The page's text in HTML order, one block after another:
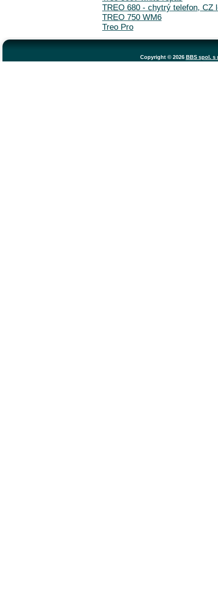
TREO 680 - chytrý telefon, CZ
TREO 750 WM6
Treo Pro
Copyright © 2026 BBS spol. s